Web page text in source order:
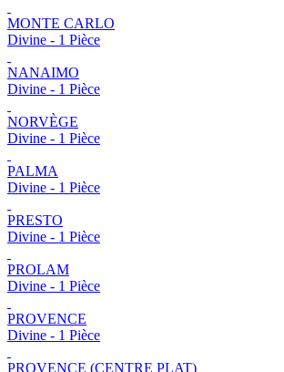
MONTE CARLO
Divine - 1 Pièce
NANAIMO
Divine - 1 Pièce
NORVÈGE
Divine - 1 Pièce
PALMA
Divine - 1 Pièce
PRESTO
Divine - 1 Pièce
PROLAM
Divine - 1 Pièce
PROVENCE
Divine - 1 Pièce
PROVENCE (CENTRE PLAT)